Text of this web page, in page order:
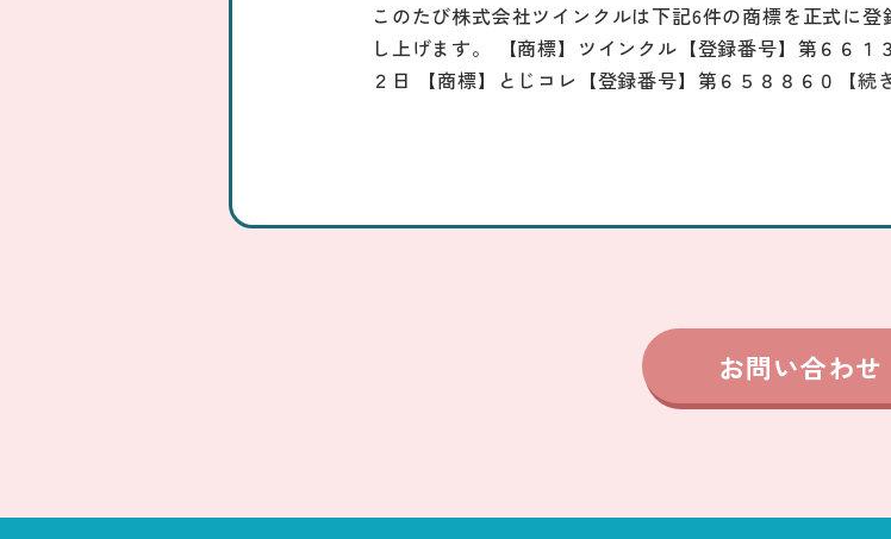
このたび株式会社ツインクルは下記6件の商標を正式に
し上げます。 【商標】ツインクル【登録番号】第６６１
２日 【商標】とじコレ【登録番号】第６５８８６０
【続
お問い合わせ